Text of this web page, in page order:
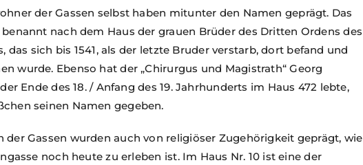
der Gassen selbst haben mitunter den Namen geprägt. Das
nach dem Haus der grauen Brüder des Dritten Ordens des
das sich bis 1541, als der letzte Bruder verstarb, dort befand und
wurde. Ebenso hat der „Chirurgus und Magistrath“ Georg
Ende des 18. / Anfang des 19. Jahrhunderts im Haus 472 lebte,
seinen Namen gegeben.
der Gassen wurden auch von religiöser Zugehörigkeit geprägt, wie
noch heute zu erleben ist. Im Haus Nr. 10 ist eine der